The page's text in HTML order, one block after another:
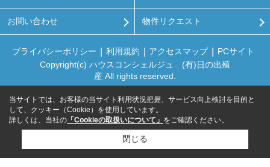
お問い合わせ 物件リクエスト
プライバシーポリシー 利用規約 アクセスマップ
PCサイト
Copyright(c) ハウスコンシェルジュ (有)日の出殖
産 All rights reserved.
当サイトでは、お客様の当サイト利用状況把握、サービス向上検討を目的と
して、クッキー（Cookie）を使用しています。
詳しくは、当社の 「Cookieの取扱いについて」 をご確認ください。
閉じる